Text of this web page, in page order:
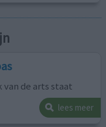
de arts staat
lees meer